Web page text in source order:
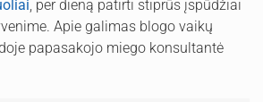
, per dieną patirti stiprūs įspūdžiai
Apie galimas blogo vaikų
papasakojo miego konsultantė